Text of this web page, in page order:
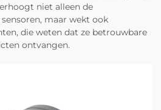
niet alleen de
maar wekt ook
die weten dat ze betrouwbare
ontvangen.